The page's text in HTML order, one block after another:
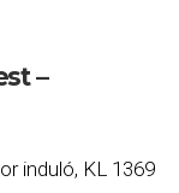
–
induló, KL 1369